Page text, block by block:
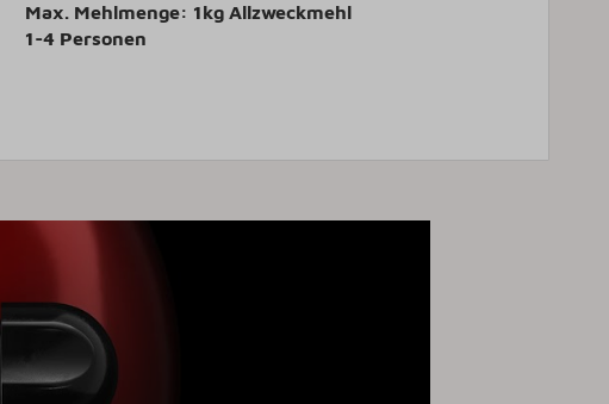
Max. Mehlmenge: 1kg Allzweckmehl
1-4 Personen